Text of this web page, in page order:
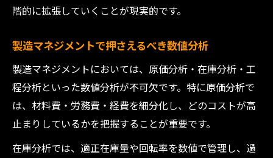
階的に拡張していくことが現実的です。
製造マネジメントで押さえるべき数値分析
製造マネジメントにおいては、原価分析・在庫分析・工
程分析といった数値分析が不可欠です。特に原価分析で
は、材料費・労務費・経費を細分化し、どのコストが高
止まりしているかを把握することが重要です。
在庫分析では、適正在庫量や回転率を数値で管理し、過